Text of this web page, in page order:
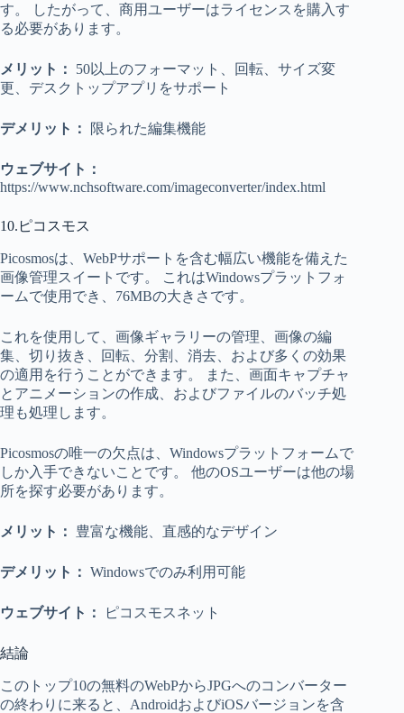
す。 したがって、商用ユーザーはライセンスを購入す
る必要があります。
メリット：
50以上のフォーマット、回転、サイズ変
更、デスクトップアプリをサポート
デメリット： 限られた編集機能
ウェブサイト：
https://www.nchsoftware.com/imageconverter/index.html
10.ピコスモス
Picosmosは、WebPサポートを含む幅広い機能を備えた
画像管理スイートです。 これはWindowsプラットフォ
ームで使用でき、76MBの大きさです。
これを使用して、画像ギャラリーの管理、画像の編
集、切り抜き、回転、分割、消去、および多くの効果
の適用を行うことができます。 また、画面キャプチャ
とアニメーションの作成、およびファイルのバッチ処
理も処理します。
Picosmosの唯一の欠点は、Windowsプラットフォームで
しか入手できないことです。 他のOSユーザーは他の場
所を探す必要があります。
メリット： 豊富な機能、直感的なデザイン
デメリット： Windowsでのみ利用可能
ウェブサイト： ピコスモスネット
結論
このトップ10の無料のWebPからJPGへのコンバーター
の終わりに来ると、AndroidおよびiOSバージョンを含